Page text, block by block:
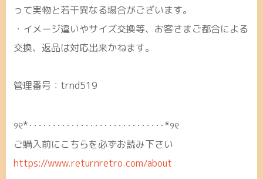
って実物と若干異なる場合がございます。
・イメージ違いやサイズ交換等、お客さまご都合による
交換、返品は対応出来かねます。
管理番号：trnd519
୨୧*･････････････････････････････*୨୧
ご購入前にこちらを必ずお読み下さい
https://www.returnretro.com/about